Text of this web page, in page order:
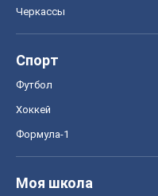
Черкассы
Спорт
Футбол
Хоккей
Формула-1
Моя школа